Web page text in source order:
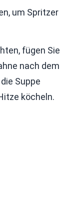
um Spritzer
fügen Sie
nach dem
Suppe
köcheln.